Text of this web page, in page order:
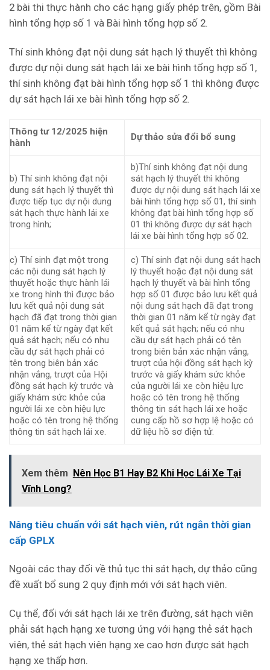
2 bài thi thực hành cho các hạng giấy phép trên, gồm Bài
hình tổng hợp số 1 và Bài hình tổng hợp số 2.
Thí sinh không đạt nội dung sát hạch lý thuyết thì không
được dự nội dung sát hạch lái xe bài hình tổng hợp số 1,
thí sinh không đạt bài hình tổng hợp số 1 thì không được
dự sát hạch lái xe bài hình tổng hợp số 2.
Thông tư 12/2025 hiện
hành
Dự thảo sửa đổi bổ sung
b) Thí sinh không đạt nội
dung sát hạch lý thuyết thì
được tiếp tục dự nội dung
sát hạch thực hành lái xe
trong hình;
b)Thí sinh không đạt nội dung
sát hạch lý thuyết thì không
được dự nội dung sát hạch lái xe
bài hình tổng hợp số 01, thí sinh
không đạt bài hình tổng hợp số
01 thì không được dự sát hạch
lái xe bài hình tổng hợp số 02.
c) Thí sinh đạt một trong
các nội dung sát hạch lý
thuyết hoặc thực hành lái
xe trong hình thì được bảo
lưu kết quả nội dung sát
hạch đã đạt trong thời gian
01 năm kể từ ngày đạt kết
quả sát hạch; nếu có nhu
cầu dự sát hạch phải có
tên trong biên bản xác
nhận vắng, trượt của Hội
đồng sát hạch kỳ trước và
giấy khám sức khỏe của
người lái xe còn hiệu lực
hoặc có tên trong hệ thống
thông tin sát hạch lái xe.
c) Thí sinh đạt nội dung sát hạch
lý thuyết hoặc đạt nội dung sát
hạch lý thuyết và bài hình tổng
hợp số 01 được bảo lưu kết quả
nội dung sát hạch đã đạt trong
thời gian 01 năm kể từ ngày đạt
kết quả sát hạch; nếu có nhu
cầu dự sát hạch phải có tên
trong biên bản xác nhận vắng,
trượt của hội đồng sát hạch kỳ
trước và giấy khám sức khỏe
của người lái xe còn hiệu lực
hoặc có tên trong hệ thống
thông tin sát hạch lái xe hoặc
cung cấp hồ sơ hợp lệ hoặc có
dữ liệu hồ sơ điện tử.
Xem thêm Nên Học B1 Hay B2 Khi Học Lái Xe Tại
Vĩnh Long?
Nâng tiêu chuẩn với sát hạch viên, rút ngắn thời gian
cấp GPLX
Ngoài các thay đổi về thủ tục thi sát hạch, dự thảo cũng
đề xuất bổ sung 2 quy định mới với sát hạch viên.
Cụ thể, đối với sát hạch lái xe trên đường, sát hạch viên
phải sát hạch hạng xe tương ứng với hạng thẻ sát hạch
viên, thẻ sát hạch viên hạng xe cao hơn được sát hạch
hạng xe thấp hơn.